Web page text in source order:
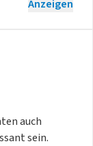
Anzeigen
auch
sein.